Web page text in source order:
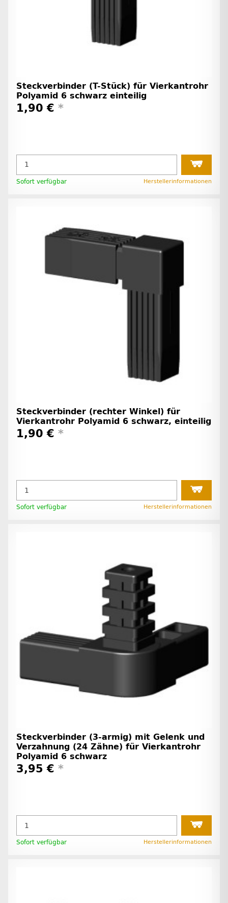
Steckverbinder (T-Stück) für Vierkantrohr
Polyamid 6 schwarz einteilig
1,90 € *
Sofort verfügbar Herstellerinformationen
Steckverbinder (rechter Winkel) für
Vierkantrohr Polyamid 6 schwarz, einteilig
1,90 € *
Sofort verfügbar Herstellerinformationen
Steckverbinder (3-armig) mit Gelenk und
Verzahnung (24 Zähne) für Vierkantrohr
Polyamid 6 schwarz
3,95 € *
Sofort verfügbar Herstellerinformationen